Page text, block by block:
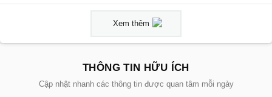
Xem thêm
THÔNG TIN HỮU ÍCH
Cập nhật nhanh các thông tin được quan tâm mỗi ngày